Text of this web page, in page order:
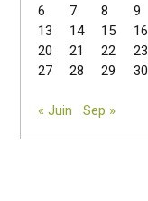
6
7 8 9
13
14 15 16
20
21 22 23
27
28 29 30
« Juin Sep »